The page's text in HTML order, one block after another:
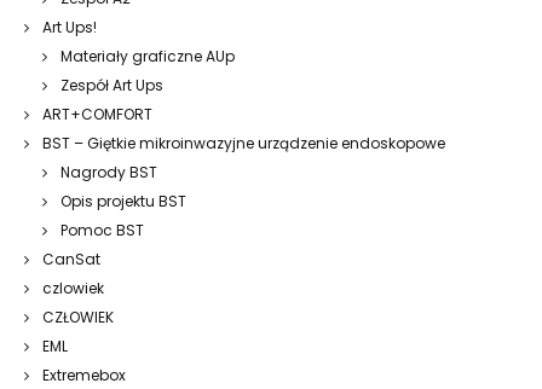
Art Ups!
Materiały graficzne AUp
Zespół Art Ups
ART+COMFORT
BST – Giętkie mikroinwazyjne urządzenie endoskopowe
Nagrody BST
Opis projektu BST
Pomoc BST
CanSat
czlowiek
CZŁOWIEK
EML
Extremebox